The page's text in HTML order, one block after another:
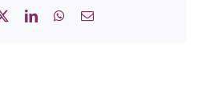
X LinkedInWhatsApp
Correo